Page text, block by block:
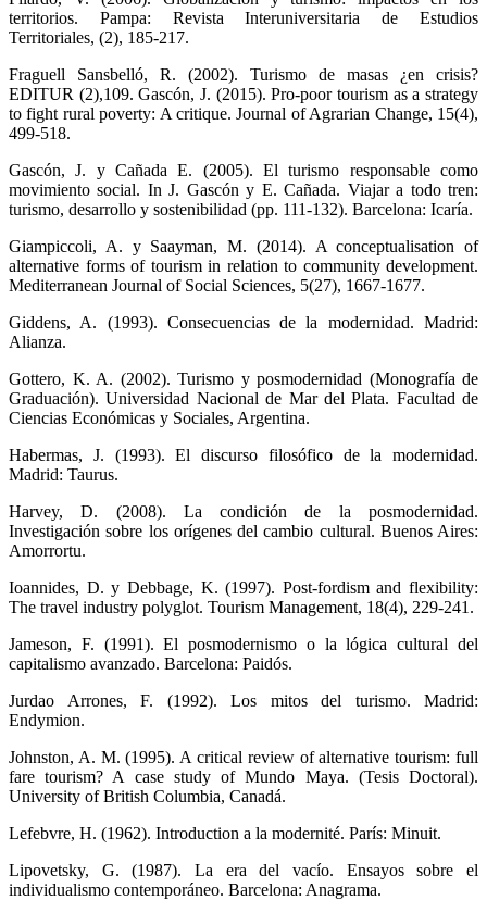
territorios. Pampa: Revista Interuniversitaria de Estudios
Territoriales, (2), 185-217.
Fraguell Sansbelló, R. (2002). Turismo de masas ¿en crisis?
EDITUR (2),109. Gascón, J. (2015). Pro-poor tourism as a strategy
to fight rural poverty: A critique. Journal of Agrarian Change, 15(4),
499-518.
Gascón, J. y Cañada E. (2005). El turismo responsable como
movimiento social. In J. Gascón y E. Cañada. Viajar a todo tren:
turismo, desarrollo y sostenibilidad (pp. 111-132). Barcelona: Icaría.
Giampiccoli, A. y Saayman, M. (2014). A conceptualisation of
alternative forms of tourism in relation to community development.
Mediterranean Journal of Social Sciences, 5(27), 1667-1677.
Giddens, A. (1993). Consecuencias de la modernidad. Madrid:
Alianza.
Gottero, K. A. (2002). Turismo y posmodernidad (Monografía de
Graduación). Universidad Nacional de Mar del Plata. Facultad de
Ciencias Económicas y Sociales, Argentina.
Habermas, J. (1993). El discurso filosófico de la modernidad.
Madrid: Taurus.
Harvey, D. (2008). La condición de la posmodernidad.
Investigación sobre los orígenes del cambio cultural. Buenos Aires:
Amorrortu.
Ioannides, D. y Debbage, K. (1997). Post-fordism and flexibility:
The travel industry polyglot. Tourism Management, 18(4), 229-241.
Jameson, F. (1991). El posmodernismo o la lógica cultural del
capitalismo avanzado. Barcelona: Paidós.
Jurdao Arrones, F. (1992). Los mitos del turismo. Madrid:
Endymion.
Johnston, A. M. (1995). A critical review of alternative tourism: full
fare tourism? A case study of Mundo Maya. (Tesis Doctoral).
University of British Columbia, Canadá.
Lefebvre, H. (1962). Introduction a la modernité. París: Minuit.
Lipovetsky, G. (1987). La era del vacío. Ensayos sobre el
individualismo contemporáneo. Barcelona: Anagrama.